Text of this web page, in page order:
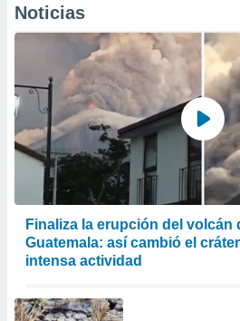
Noticias
Finaliza la erupción del volcán
Guatemala: así cambió el
intensa actividad